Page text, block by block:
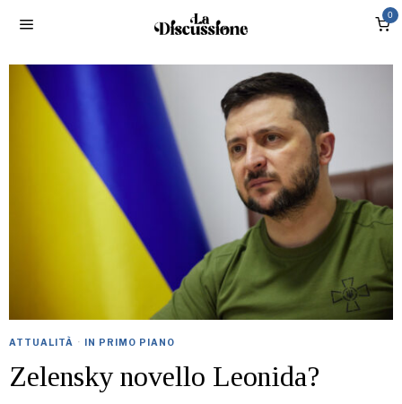
0
ATTUALITÀ · IN PRIMO PIANO
Zelensky novello Leonida?